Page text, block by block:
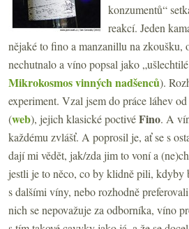
konzumentů“
reakcí. Jeden
nějaké to fino a manzanillu na zkoušku,
nechutnalo a víno popsal jako
Mikrokosmos vinných nadšenců).
experiment. Vzal jsem do práce láhev od
(web), jejich klasické poctivéFino. A
každému zvlášť. A poprosil je, ať se s
dají mi vědět, jak/zda jim to voní a
jestli je to něco, co by klidně pili, kdyby
s dalšími víny, nebo rozhodně
nich se nepovažuje za odborníka, víno